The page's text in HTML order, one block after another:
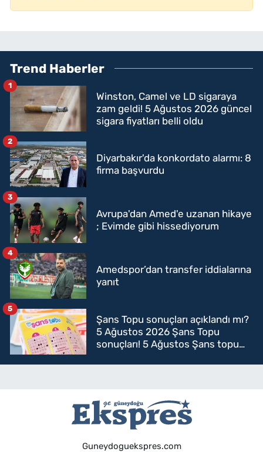
Trend Haberler
Winston, Camel ve LD sigaraya
zam geldi! 5 Ağustos 2026 güncel
sigara fiyatları belli oldu
1
Diyarbakır'da konkordato alarmı: 8
firma başvurdu
2
Avrupa'dan Amed'e uzanan hikaye
; Evimde gibi hissediyorum
3
Amedspor’dan transfer iddialarına
yanıt
4
Şans Topu sonuçları açıklandı mı?
5 Ağustos 2026 Şans Topu
sonuçları! 5 Ağustos Şans topu
5
Guneydoguekspres.com